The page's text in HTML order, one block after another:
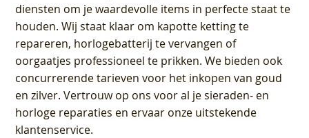
diensten om je waardevolle items in perfecte staat te
houden. Wij staat klaar om kapotte ketting te
repareren, horlogebatterij te vervangen of
oorgaatjes professioneel te prikken. We bieden ook
concurrerende tarieven voor het inkopen van goud
en zilver. Vertrouw op ons voor al je sieraden- en
horloge reparaties en ervaar onze uitstekende
klantenservice.